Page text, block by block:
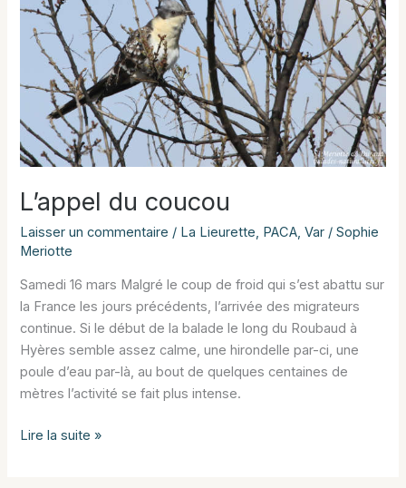
L’appel du coucou
Laisser un commentaire / La Lieurette, PACA,Var /Sophie
Meriotte
Samedi 16 mars Malgré le coup de froid qui s’est abattu sur
la France les jours précédents, l’arrivée des migrateurs
continue. Si le début de la balade le long du Roubaud à
Hyères semble assez calme, une hirondelle par-ci, une
poule d’eau par-là, au bout de quelques centaines de
mètres l’activité se fait plus intense.
L’appel
Lire la suite »